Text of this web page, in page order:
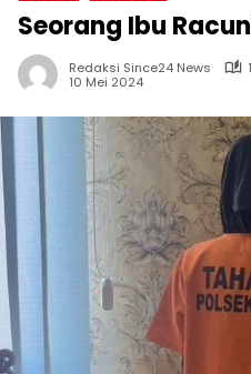
Seorang Ibu
Redaksi Since24 News
10 Mei 2024